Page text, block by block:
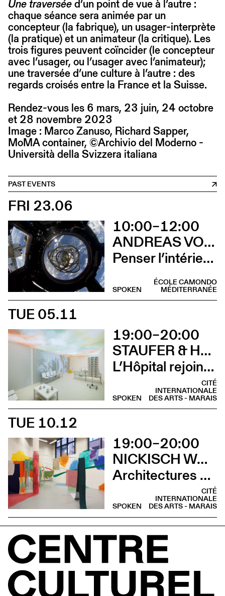
Une traverséed’un point de vue à l’autre :
chaque séance sera animée par un
concepteur (la fabrique), un usager-interprète
(la pratique) et un animateur (la critique). Les
trois figures peuvent coïncider (le concepteur
avec l’usager, ou l’usager avec l’animateur);
une traversée d’une culture à l’autre : des
regards croisés entre la France et la Suisse.
Rendez-vous les 6 mars, 23 juin, 24 octobre
et 28 novembre 2023
Image : Marco Zanuso, Richard Sapper,
MoMA container, ©Archivio del Moderno -
Università della Svizzera italiana
PAST EVENTS
FRI 23.06
10:00–12:00
ANDREAS VOGLER ET EMANUELE COCCIA EN CONVERSATION AVEC CHARLOTTE POUPON
Penser l’intérieur quand l’extérieur n’existe pas?
ÉCOLE CAMONDO
MÉDITERRANÉE
SPOKEN
TUE 05.11
19:00–20:00
STAUFER & HASLER ARCHITEKTEN EN CONVERSATION AVEC BENOÎT PIÉRON
L’Hôpital rejoint le Palais (COMPLET)
CITÉ
INTERNATIONALE
DES ARTS - MARAIS
SPOKEN
TUE 10.12
19:00–20:00
NICKISCH WALDER ARCHITEKTEN EN CONVERSATION AVEC OLIVIA FUNES LASTRA
Architectures minuscules entre jeu et survie
CITÉ
INTERNATIONALE
DES ARTS - MARAIS
SPOKEN